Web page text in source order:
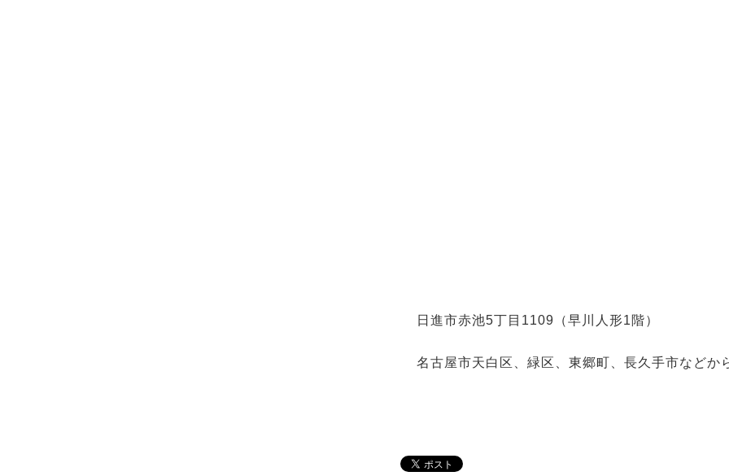
日進市赤池5丁目1109（早川人形1階）
名古屋市天白区、緑区、東郷町、長久手市などか